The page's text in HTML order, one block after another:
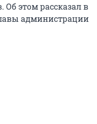
Об этом рассказал в
администрации